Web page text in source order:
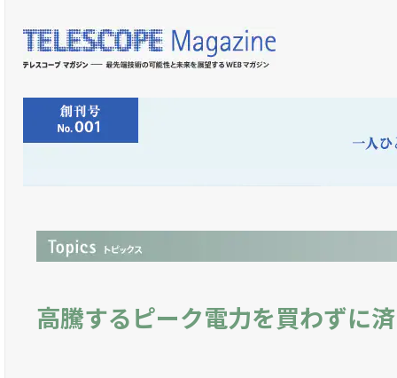
高騰するピーク電力を買わずに